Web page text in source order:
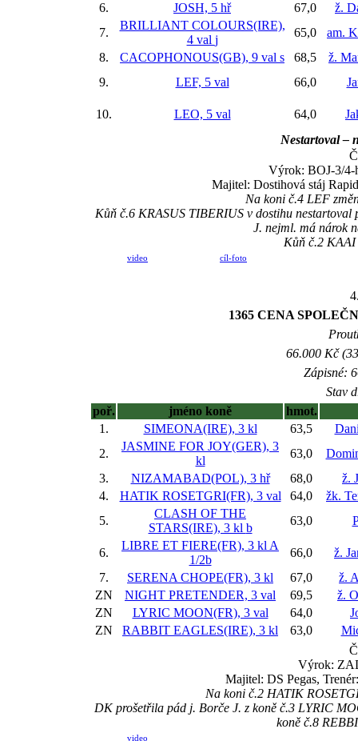
6.
JOSH, 5 hř 67,0
ž.
7.
BRILLIANT COLOURS(IRE),
4 val j
65,0
am.
8.
CACOPHONOUS(GB), 9 val s 68,5
ž.
9.
LEF, 5 val 66,0
10. LEO, 5 val 64,0
Nestartoval –
Výrok: BOJ-3/4-
Majitel: Dostihová stáj
Na koni č.4 LEF
Kůň č.6 KRASUS TIBERIUS v dostihu nestartoval
J. nejml. má nárok
Kůň č.2 KAAI
video cíl-foto
1365 CENA
66.000 Kč
Zápisné:
Stav
poř.
jméno koně
hmot.
1.
SIMEONA(IRE), 3 kl 63,5
2.
JASMINE FOR JOY(GER), 3
kl
63,0
3.
NIZAMABAD(POL), 3 hř 68,0
ž.
4.
HATIK ROSETGRI(FR), 3 val 64,0
žk.
5.
CLASH OF THE
STARS(IRE), 3 kl b
63,0
6.
LIBRE ET FIERE(FR), 3 kl A
1/2b
66,0
ž.
7.
SERENA CHOPE(FR), 3 kl 67,0
ž.
ZN
NIGHT PRETENDER, 3 val 69,5
ž.
ZN
LYRIC MOON(FR), 3 val 64,0
ZN
RABBIT EAGLES(IRE), 3 kl 63,0
Výrok:
Majitel: DS Pegas,
Na koni č.2 HATIK
DK prošetřila pád j. Borče J. z koně č.3 LYRIC
koně č.8
video